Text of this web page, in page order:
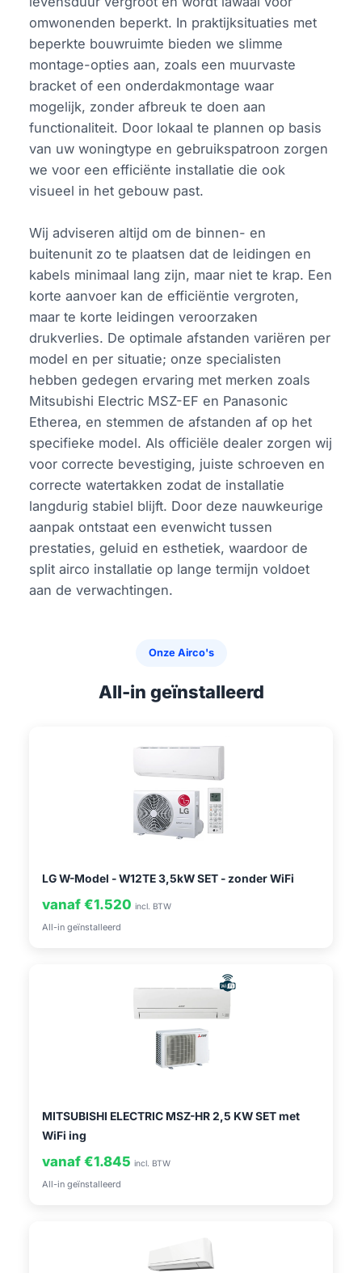
omwonenden beperkt. In praktijksituaties met
beperkte bouwruimte bieden we slimme
montage-opties aan, zoals een muurvaste
bracket of een onderdakmontage waar
mogelijk, zonder afbreuk te doen aan
functionaliteit. Door lokaal te plannen op basis
van uw woningtype en gebruikspatroon zorgen
we voor een efficiënte installatie die ook
visueel in het gebouw past.
Wij adviseren altijd om de binnen- en
buitenunit zo te plaatsen dat de leidingen en
kabels minimaal lang zijn, maar niet te krap. Een
korte aanvoer kan de efficiëntie vergroten,
maar te korte leidingen veroorzaken
drukverlies. De optimale afstanden variëren per
model en per situatie; onze specialisten
hebben gedegen ervaring met merken zoals
Mitsubishi Electric MSZ-EF en Panasonic
Etherea, en stemmen de afstanden af op het
specifieke model. Als officiële dealer zorgen wij
voor correcte bevestiging, juiste schroeven en
correcte watertakken zodat de installatie
langdurig stabiel blijft. Door deze nauwkeurige
aanpak ontstaat een evenwicht tussen
prestaties, geluid en esthetiek, waardoor de
split airco installatie op lange termijn voldoet
aan de verwachtingen.
Onze Airco's
All-in geïnstalleerd
LG W-Model - W12TE 3,5kW SET - zonder WiFi
vanaf €1.520 incl. BTW
All-in geïnstalleerd
MITSUBISHI ELECTRIC MSZ-HR 2,5 KW SET met
WiFi ing
vanaf €1.845 incl. BTW
All-in geïnstalleerd